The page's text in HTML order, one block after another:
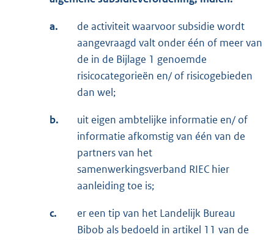
a.
de activiteit waarvoor subsidie wordt
aangevraagd valt onder één of meer van
de in de Bijlage 1 genoemde
risicocategorieën en/ of risicogebieden
dan wel;
b.
uit eigen ambtelijke informatie en/ of
informatie afkomstig van één van de
partners van het
samenwerkingsverband RIEC hier
aanleiding toe is;
c.
er een tip van het Landelijk Bureau
Bibob als bedoeld in artikel 11 van de